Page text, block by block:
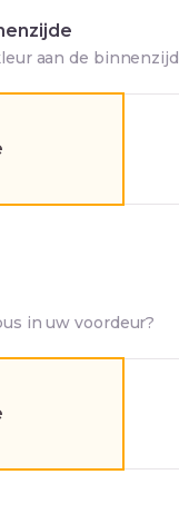
aan de
in uw voordeur?